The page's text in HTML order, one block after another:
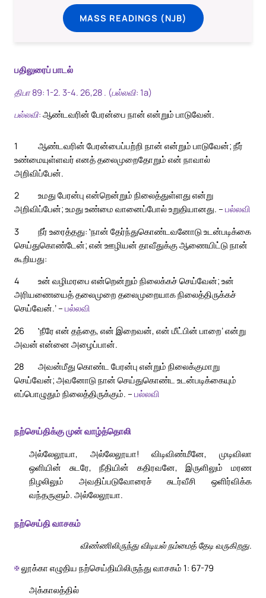
MASS READINGS (NJB)
பதிலுரைப் பாடல்
திபா 89: 1-2. 3-4. 26,28 . (பல்லவி: 1a)
பல்லவி: ஆண்டவரின் பேரன்பை நான் என்றும் பாடுவேன்.
1
ஆண்டவரின் பேரன்பைப்பற்றி நான் என்றும் பாடுவேன்; நீர்
உண்மையுள்ளவர் எனத் தலைமுறைதோறும் என் நாவால்
அறிவிப்பேன்.
2
உமது பேரன்பு என்றென்றும் நிலைத்துள்ளது என்று
அறிவிப்பேன்; உமது உண்மை வானைப்போல் உறுதியானது. – பல்லவி
3
நீர் உரைத்தது: ‛நான் தேர்ந்துகொண்டவனோடு உடன்படிக்கை
செய்துகொண்டேன்; என் ஊழியன் தாவீதுக்கு ஆணையிட்டு நான்
கூறியது:
4
உன் வழிமரபை என்றென்றும் நிலைக்கச் செய்வேன்; உன்
அரியணையைத் தலைமுறை தலைமுறையாக நிலைத்திருக்கச்
செய்வேன்.’ – பல்லவி
26
‛நீரே என் தந்தை, என் இறைவன், என் மீட்பின் பாறை’ என்று
அவன் என்னை அழைப்பான்.
28
அவன்மீது கொண்ட பேரன்பு என்றும் நிலைக்குமாறு
செய்வேன்; அவனோடு நான் செய்துகொண்ட உடன்படிக்கையும்
எப்பொழுதும் நிலைத்திருக்கும். – பல்லவி
நற்செய்திக்கு முன் வாழ்த்தொலி
அல்லேலூயா, அல்லேலூயா! விடிவிண்மீனே, முடிவிலா
ஒளியின் சுடரே, நீதியின் கதிரவனே, இருளிலும் மரண
நிழலிலும் அவதிப்படுவோரைச் சுடர்வீசி ஒளிர்விக்க
வந்தருளும். அல்லேலூயா.
நற்செய்தி வாசகம்
விண்ணிலிருந்து விடியல் நம்மைத் தேடி வருகிறது.
✠லூக்கா எழுதிய நற்செய்தியிலிருந்து வாசகம் 1: 67-79
அக்காலத்தில்